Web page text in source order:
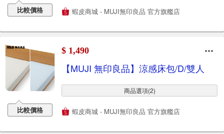
比較價格 蝦皮商城 - MUJI無印良品 官方旗艦店
比較價格
$ 1,490
【MUJI 無印良品】涼感床包/D/雙人
商品選項(2)
蝦皮商城 - MUJI無印良品 官方旗艦店